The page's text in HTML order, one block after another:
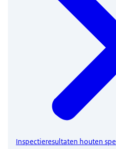
Inspectieresultaten houten